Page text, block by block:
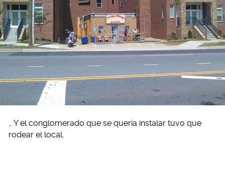
… Y el conglomerado que se quería instalar tuvo que
rodear el local.